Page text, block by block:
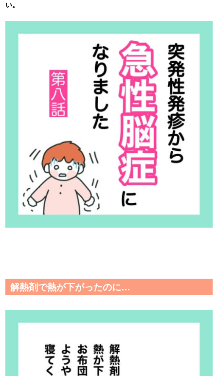
い。
解熱剤で熱が下がったのに…